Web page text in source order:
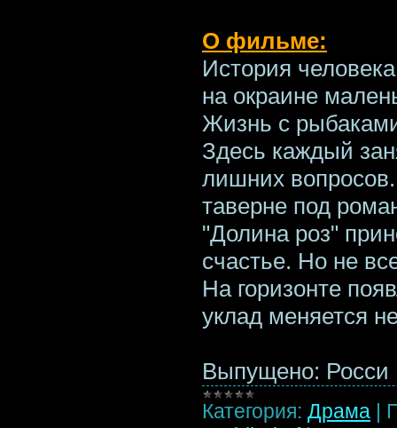
О фильме:
История
на окраине
Жизнь с
Здесь каждый
лишних
таверне под
"Долина роз"
счастье. Но не
На горизонте
уклад меняется
Выпущено: Росси
Категория: Драма |